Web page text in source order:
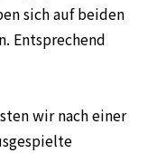
sich auf beiden
Entsprechend
wir nach einer